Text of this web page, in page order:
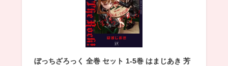
ぼっちざろっく 全巻 セット 1-5巻 はまじあき 芳